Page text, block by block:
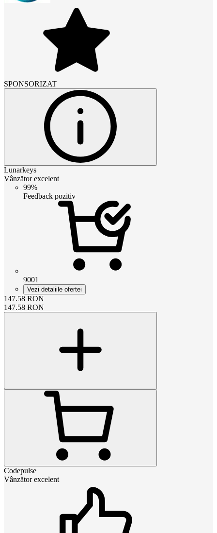
SPONSORIZAT
Lunarkeys
Vânzător excelent
99%
Feedback pozitiv
9001
Vezi detaliile ofertei
147.58 RON
147.58 RON
Codepulse
Vânzător excelent